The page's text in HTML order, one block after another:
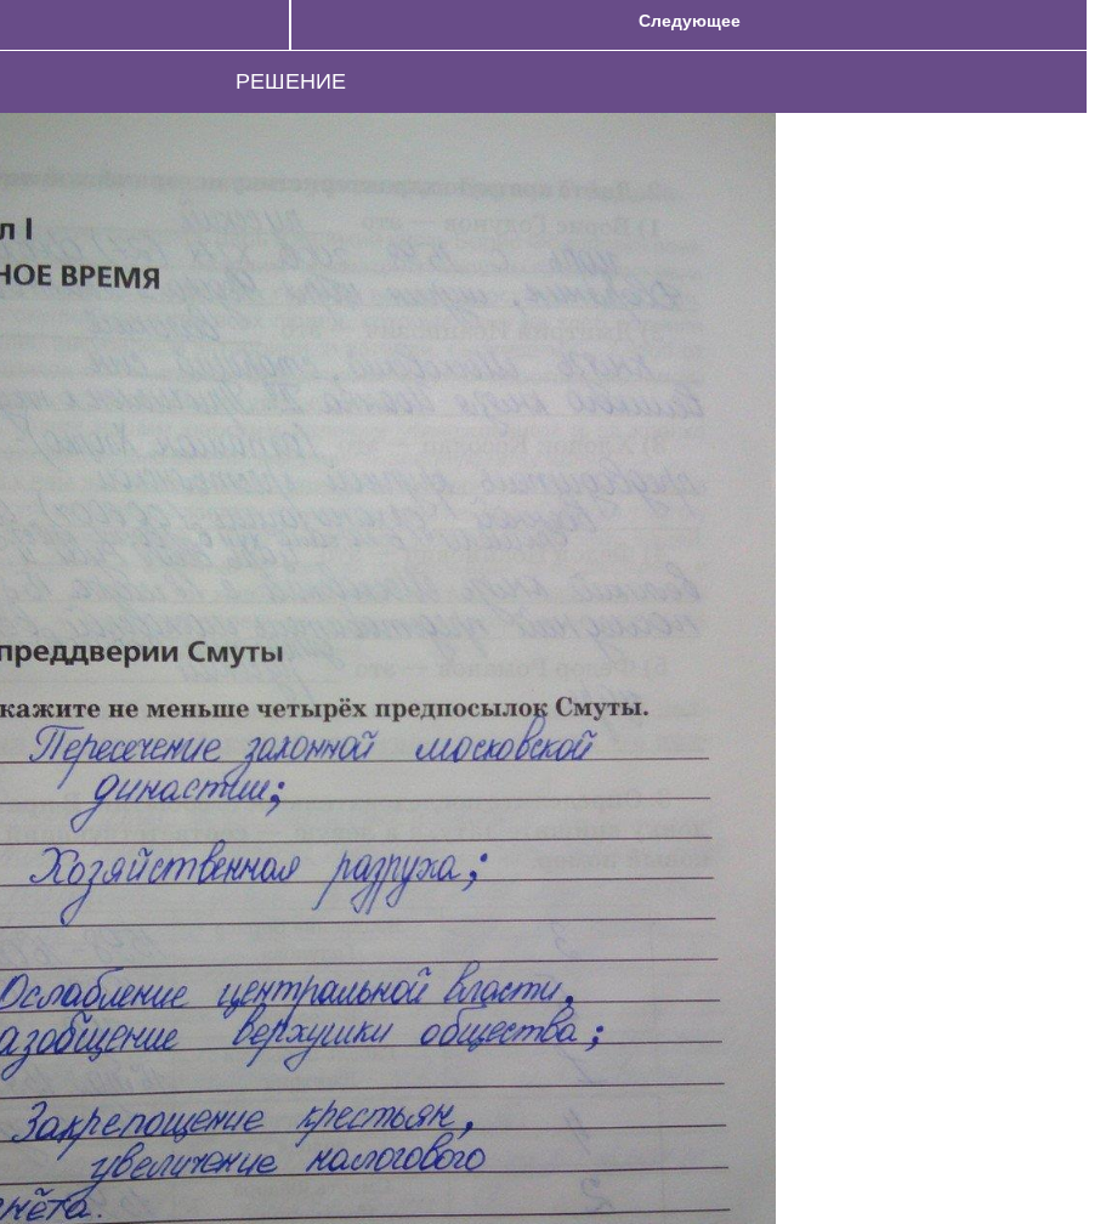
Следующее
РЕШЕНИЕ